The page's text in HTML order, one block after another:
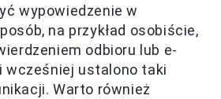
wypowiedzenie w
na przykład osobiście,
odbioru lub e-
wcześniej ustalono taki
Warto również